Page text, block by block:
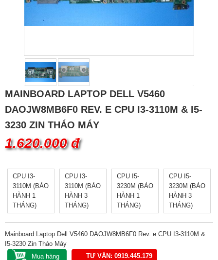
MAINBOARD LAPTOP DELL V5460
DAOJW8MB6F0 REV. E CPU I3-3110M & I5-
3230 ZIN THÁO MÁY
1.620.000 đ
CPU I3-
3110M (BẢO
HÀNH 1
THÁNG)
CPU I3-
3110M (BẢO
HÀNH 3
THÁNG)
CPU I5-
3230M (BẢO
HÀNH 1
THÁNG)
CPU I5-
3230M (BẢO
HÀNH 3
THÁNG)
Mainboard Laptop Dell V5460 DAOJW8MB6F0 Rev. e CPU I3-3110M &
I5-3230 Zin Tháo Máy
TƯ VẤN: 0919.445.179